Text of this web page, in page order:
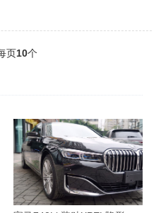
店拥有专业的大型无尘施工
备，真正做到标准化、流程化
店承诺永远只做授权正品。同
店提供证明单据，保险公司给
新增设备险”保险公司赔付，反
任部分，对方承担。
怎么办？
否发生事故，只要有破损都可
补的政策，凡是车衣膜破损面
修补！免费修补！免费修补！
膜、外星人等各大品牌，快
服务！我们不一样！详情质询
页10个